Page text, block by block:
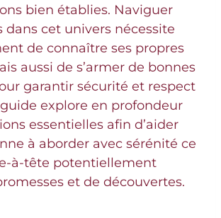
bien établies. Naviguer
dans cet univers nécessite
de connaître ses propres
aussi de s’armer de bonnes
garantir sécurité et respect
explore en profondeur
essentielles afin d’aider
à aborder avec sérénité ce
à-tête potentiellement
et de découvertes.